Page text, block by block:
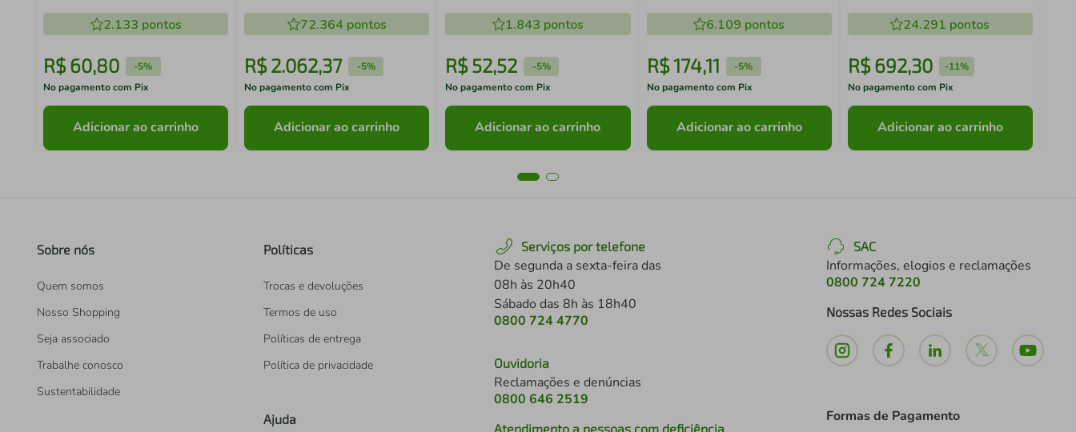
2.133 pontos
R$ 60,80 -5%
No pagamento com Pix
Adicionar ao carrinho
Internas Branco
72.364pontos
R$ 2.062,37 -5%
No pagamento com Pix
Adicionar ao carrinho
1.843 pontos
R$52,52 -5%
No pagamento com Pix
Adicionar ao carrinho
6.109 pontos
R$174,11 -5%
No pagamento com Pix
Adicionar ao carrinho
24.291 pontos
R$ 692,30 -11%
No pagamento com Pix
Adicionar ao carrinho
Sobre nós
Quem somos
Nosso Shopping
Seja associado
Trabalhe conosco
Sustentabilidade
Políticas
Trocas e devoluções
Termos de uso
Políticas de entrega
Política de privacidade
Ajuda
Serviços por telefone
De segunda a sexta-feira das
08h às 20h40
Sábado das 8h às 18h40
0800 724 4770
Ouvidoria
Reclamações e denúncias
0800 646 2519
Atendimento a pessoas com deficiência
SAC
Informações, elogios e reclamações
0800 724 7220
Nossas Redes Sociais
Formas de Pagamento